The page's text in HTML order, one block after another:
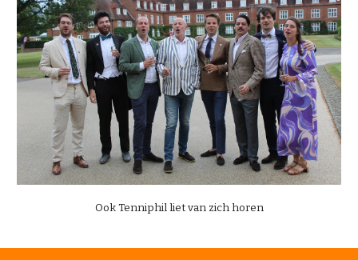
Ook Tenniphil liet van zich horen